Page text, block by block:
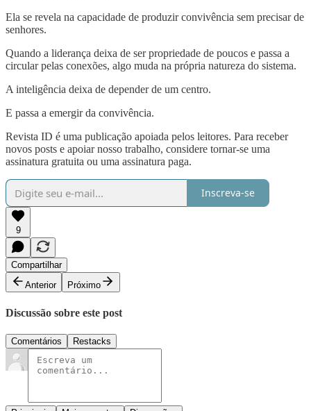
Ela se revela na capacidade de produzir convivência sem precisar de
senhores.
Quando a liderança deixa de ser propriedade de poucos e passa a
circular pelas conexões, algo muda na própria natureza do sistema.
A inteligência deixa de depender de um centro.
E passa a emergir da convivência.
Revista ID é uma publicação apoiada pelos leitores. Para receber
novos posts e apoiar nosso trabalho, considere tornar-se uma
assinatura gratuita ou uma assinatura paga.
Inscreva-se
9
Compartilhar
Anterior
Próximo
Discussão sobre este post
Comentários Restacks